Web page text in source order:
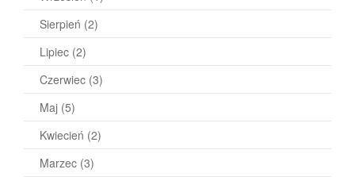
Sierpień (2)
Lipiec (2)
Czerwiec (3)
Maj (5)
Kwiecień (2)
Marzec (3)